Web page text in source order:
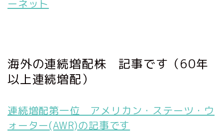
ーネット
海外の連続増配株 記事です（60年
以上連続増配）
連続増配第一位 アメリカン・ステーツ・ウ
ォーター(AWR)の記事です